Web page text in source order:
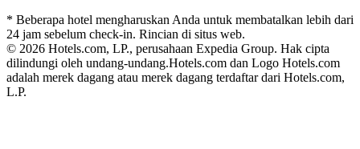
* Beberapa hotel mengharuskan Anda untuk membatalkan lebih dari
24 jam sebelum check-in. Rincian di situs web.
© 2026 Hotels.com, LP., perusahaan Expedia Group. Hak cipta
dilindungi oleh undang-undang.Hotels.com dan Logo Hotels.com
adalah merek dagang atau merek dagang terdaftar dari Hotels.com,
L.P.